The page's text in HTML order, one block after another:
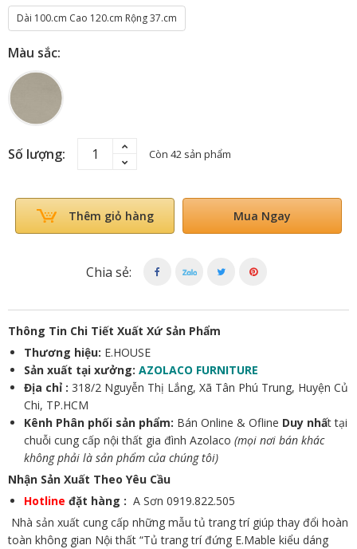
Dài 100.cm Cao 120.cm Rộng 37.cm
Màu sắc:
Số lượng: Còn 42 sản phẩm
Thêm giỏ hàng Mua Ngay
Chia sẻ:
Thông Tin Chi Tiết Xuất Xứ Sản Phẩm
Thương hiệu: E.HOUSE
Sản xuất tại xưởng: AZOLACO FURNITURE
Địa chỉ : 318/2 Nguyễn Thị Lắng, Xã Tân Phú Trung, Huyện Củ
Chi, TP.HCM
Kênh Phân phối sản phẩm: Bán Online & Ofline Duy nhất tại
chuỗi cung cấp nội thất gia đình Azolaco (mọi nơi bán khác
không phải là sản phẩm của chúng tôi)
Nhận Sản Xuất Theo Yêu Cầu
Hotline đặt hàng : A Sơn 0919.822.505
Nhà sản xuất cung cấp những mẫu tủ trang trí giúp thay đổi hoàn
toàn không gian Nội thất “Tủ trang trí đứng E.Mable kiểu dáng